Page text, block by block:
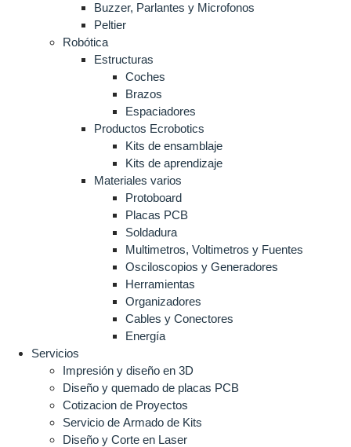
Buzzer, Parlantes y Microfonos
Peltier
Robótica
Estructuras
Coches
Brazos
Espaciadores
Productos Ecrobotics
Kits de ensamblaje
Kits de aprendizaje
Materiales varios
Protoboard
Placas PCB
Soldadura
Multimetros, Voltimetros y Fuentes
Osciloscopios y Generadores
Herramientas
Organizadores
Cables y Conectores
Energía
Servicios
Impresión y diseño en 3D
Diseño y quemado de placas PCB
Cotizacion de Proyectos
Servicio de Armado de Kits
Diseño y Corte en Laser